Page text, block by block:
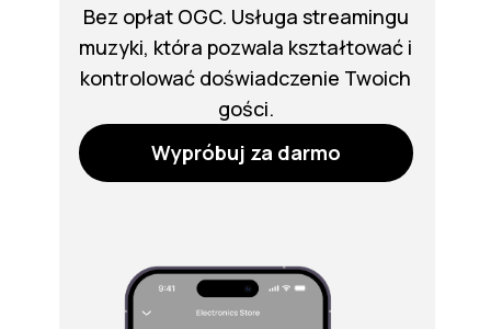
Bez opłat OGC. Usługa streamingu
muzyki, która pozwala kształtować i
kontrolować doświadczenie Twoich
gości.
Wypróbuj za darmo